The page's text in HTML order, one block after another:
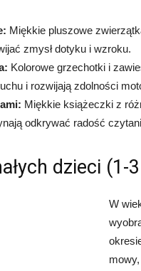
Miękkie pluszowe
zmysł dotyku i wzroku.
Kolorowe grzechotki i
i rozwijają zdolności
Miękkie książeczki z
odkrywać radość
dzieci (1-
W